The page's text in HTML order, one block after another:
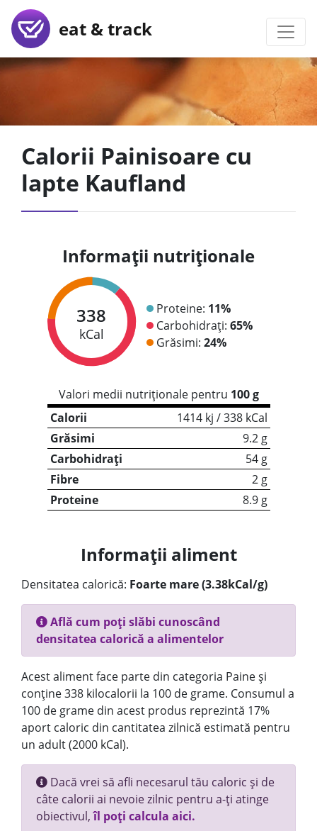
eat & track
Calorii Painisoare cu
lapte Kaufland
Informații nutriționale
338
kCal
Proteine: 11%
Carbohidrați: 65%
Grăsimi: 24%
Valori medii nutriționale pentru 100 g
Calorii
1414 kj / 338 kCal
Grăsimi
9.2 g
Carbohidrați
54 g
Fibre
2 g
Proteine
8.9 g
Informații aliment
Densitatea calorică: Foarte mare (3.38kCal/g)
Află cum poți slăbi cunoscând
densitatea calorică a alimentelor
Acest aliment face parte din categoria Paine și
conține 338 kilocalorii la 100 de grame. Consumul a
100 de grame din acest produs reprezintă 17%
aport caloric din cantitatea zilnică estimată pentru
un adult (2000 kCal).
Dacă vrei să afli necesarul tău caloric și de
câte calorii ai nevoie zilnic pentru a-ți atinge
obiectivul,îl poți calcula aici.